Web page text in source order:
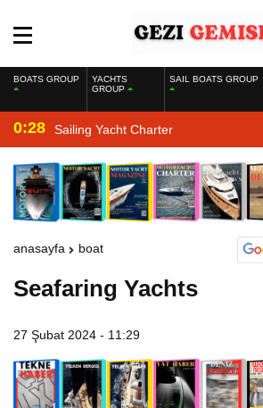
BOATS GROUP
YACHTS
GROUP
SAIL BOATS GROUP
0:28 Sailing Yacht Charter
anasayfa boat
Seafaring Yachts
27 Şubat 2024 - 11:29